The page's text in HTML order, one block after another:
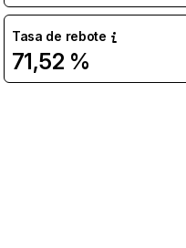
Tasa de rebote
71,52 %